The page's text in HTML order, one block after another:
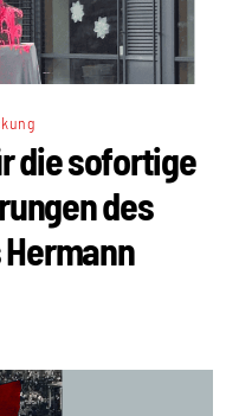
die sofortige
des